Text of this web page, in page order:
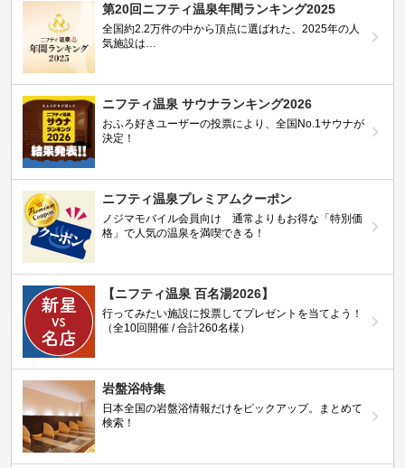
第20回ニフティ温泉年間ランキング2025
全国約2.2万件の中から頂点に選ばれた、2025年の人
気施設は…
ニフティ温泉 サウナランキング2026
おふろ好きユーザーの投票により、全国No.1サウナが
決定！
ニフティ温泉プレミアムクーポン
ノジマモバイル会員向け 通常よりもお得な「特別価
格」で人気の温泉を満喫できる！
【ニフティ温泉 百名湯2026】
行ってみたい施設に投票してプレゼントを当てよう！
（全10回開催 / 合計260名様）
岩盤浴特集
日本全国の岩盤浴情報だけをピックアップ。まとめて
検索！